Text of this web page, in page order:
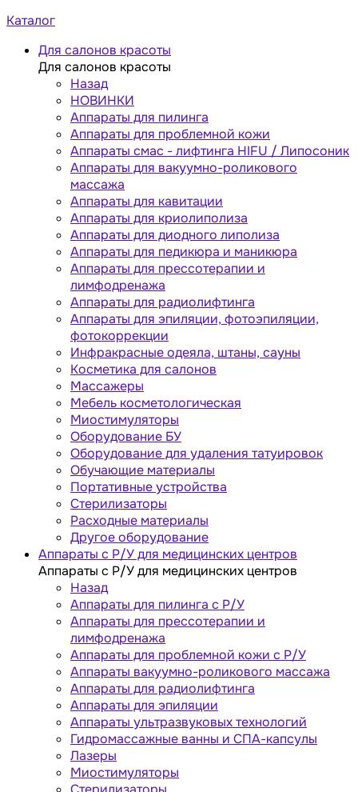
Каталог
Для салонов красоты
Для салонов красоты
Назад
НОВИНКИ
Аппараты для пилинга
Аппараты для проблемной кожи
Аппараты cмас - лифтинга HIFU / Липосоник
Аппараты для вакуумно-роликового
массажа
Аппараты для кавитации
Аппараты для криолиполиза
Аппараты для диодного липолиза
Аппараты для педикюра и маникюра
Аппараты для прессотерапии и
лимфодренажа
Аппараты для радиолифтинга
Аппараты для эпиляции, фотоэпиляции,
фотокоррекции
Инфракрасные одеяла, штаны, сауны
Косметика для салонов
Массажеры
Мебель косметологическая
Миостимуляторы
Оборудование БУ
Оборудование для удаления татуировок
Обучающие материалы
Портативные устройства
Стерилизаторы
Расходные материалы
Другое оборудование
Аппараты с Р/У для медицинских центров
Аппараты с Р/У для медицинских центров
Назад
Аппараты для пилинга с Р/У
Аппараты для прессотерапии и
лимфодренажа
Аппараты для проблемной кожи с Р/У
Аппараты вакуумно-роликового массажа
Аппараты для радиолифтинга
Аппараты для эпиляции
Аппараты ультразвуковых технологий
Гидромассажные ванны и СПА-капсулы
Лазеры
Миостимуляторы